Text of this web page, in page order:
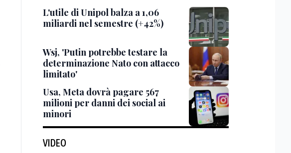
L'utile di Unipol balza a 1,06
miliardi nel semestre (+42%)
Wsj, 'Putin potrebbe testare la
determinazione Nato con attacco
limitato'
Usa, Meta dovrà pagare 567
milioni per danni dei social ai
minori
VIDEO